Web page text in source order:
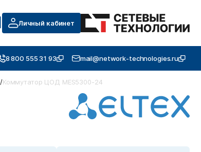
Личный кабинет
8 800 555 31 93 mail@network-technologies.ru
/Коммутатор ЦОД MES5300-24